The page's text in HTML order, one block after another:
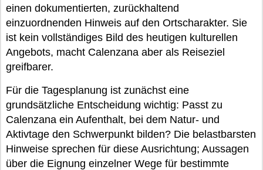
einen dokumentierten, zurückhaltend
einzuordnenden Hinweis auf den Ortscharakter. Sie
ist kein vollständiges Bild des heutigen kulturellen
Angebots, macht Calenzana aber als Reiseziel
greifbarer.
Für die Tagesplanung ist zunächst eine
grundsätzliche Entscheidung wichtig: Passt zu
Calenzana ein Aufenthalt, bei dem Natur- und
Aktivtage den Schwerpunkt bilden? Die belastbarsten
Hinweise sprechen für diese Ausrichtung; Aussagen
über die Eignung einzelner Wege für bestimmte